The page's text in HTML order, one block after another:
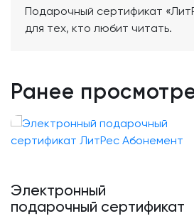
Подарочный сертификат
для тех, кто любит читать.
Ранее
Электронный
подарочный сертификат